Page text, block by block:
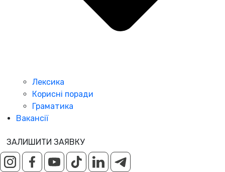
Лексика
Корисні поради
Граматика
Вакансії
ЗАЛИШИТИ ЗАЯВКУ